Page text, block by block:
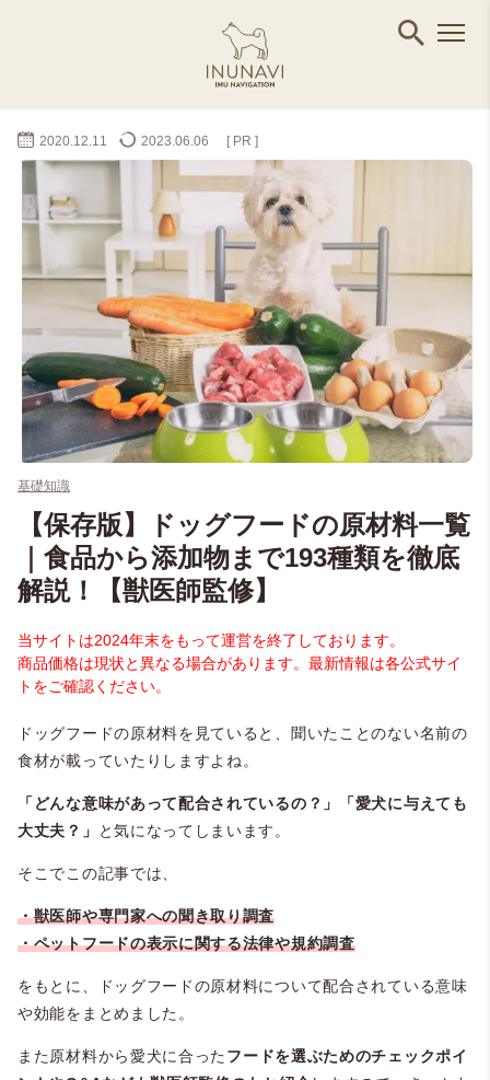
2020.12.11 2023.06.06 [ PR ]
基礎知識
【保存版】ドッグフードの原材料一覧
｜食品から添加物まで193種類を徹底
解説！【獣医師監修】
当サイトは2024年末をもって運営を終了しております。
商品価格は現状と異なる場合があります。最新情報は各公式サイ
トをご確認ください。
ドッグフードの原材料を見ていると、聞いたことのない名前の
食材が載っていたりしますよね。
「どんな意味があって配合されているの？」「愛犬に与えても
大丈夫？」
と気になってしまいます。
そこでこの記事では、
・獣医師や専門家への聞き取り調査
・ペットフードの表示に関する法律や規約調査
をもとに、ドッグフードの原材料について配合されている意味
や効能をまとめました。
また原材料から愛犬に合った フードを選ぶためのチェックポイ